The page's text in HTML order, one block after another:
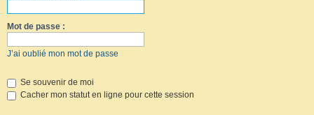
Mot de passe :
J’ai oublié mon mot de passe
Se souvenir de moi
Cacher mon statut en ligne pour cette session